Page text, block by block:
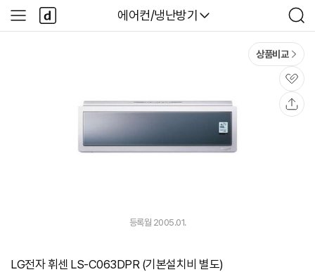
다나와
에어컨/냉난방기
검
색
사
이
다
나
와
상품비교
관
심
등록월 2005.01.
LG전자 휘센 LS-C063DPR (기본설치비 별도)